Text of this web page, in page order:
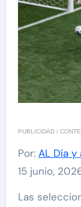
PUBLICIDAD /
Por: AL Día y
15 junio,
Las selecciones de Bélgica y Egipto igualaron